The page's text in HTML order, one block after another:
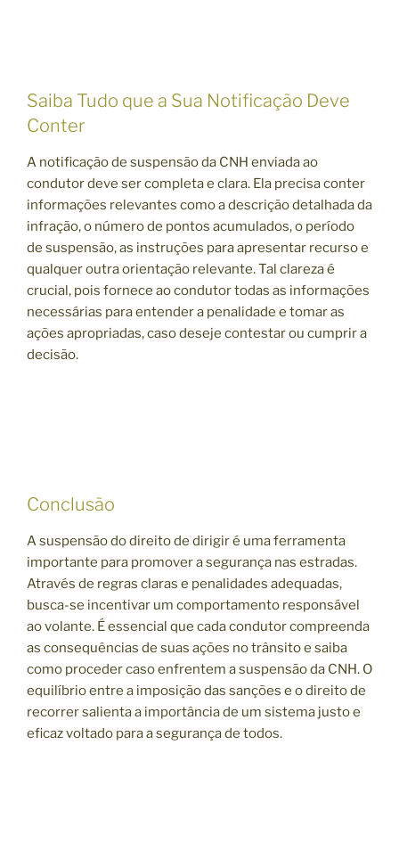
Saiba Tudo que a Sua Notificação Deve
Conter
A notificação de suspensão da CNH enviada ao
condutor deve ser completa e clara. Ela precisa conter
informações relevantes como a descrição detalhada da
infração, o número de pontos acumulados, o período
de suspensão, as instruções para apresentar recurso e
qualquer outra orientação relevante. Tal clareza é
crucial, pois fornece ao condutor todas as informações
necessárias para entender a penalidade e tomar as
ações apropriadas, caso deseje contestar ou cumprir a
decisão.
Conclusão
A suspensão do direito de dirigir é uma ferramenta
importante para promover a segurança nas estradas.
Através de regras claras e penalidades adequadas,
busca-se incentivar um comportamento responsável
ao volante. É essencial que cada condutor compreenda
as consequências de suas ações no trânsito e saiba
como proceder caso enfrentem a suspensão da CNH. O
equilíbrio entre a imposição das sanções e o direito de
recorrer salienta a importância de um sistema justo e
eficaz voltado para a segurança de todos.